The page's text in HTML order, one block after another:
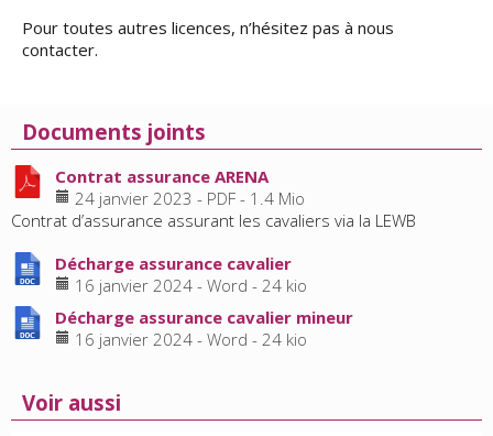
Pour toutes autres licences, n’hésitez pas à nous
contacter.
Documents joints
Contrat assurance ARENA
24 janvier 2023 - PDF - 1.4 Mio
Contrat d’assurance assurant les cavaliers via la LEWB
Décharge assurance cavalier
16 janvier 2024 - Word - 24 kio
Décharge assurance cavalier mineur
16 janvier 2024 - Word - 24 kio
Voir aussi